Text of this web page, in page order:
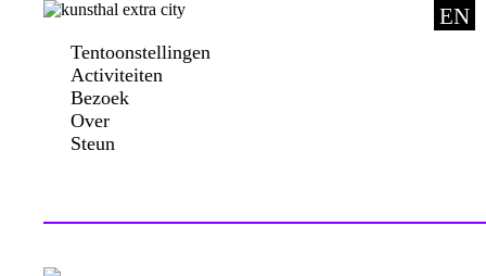
Tentoonstellingen
Activiteiten
Bezoek
Over
Steun
EN